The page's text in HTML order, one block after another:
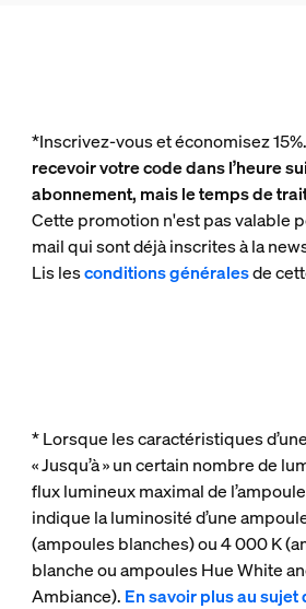
*Inscrivez-vous et économisez 15%.
recevoir votre code dans l’heure
abonnement, mais le temps de
Cette promotion n'est pas valable
mail qui sont déjà inscrites à la
Lis lesconditions généralesde
* Lorsque les caractéristiques
« Jusqu’à » un certain nombre de
flux lumineux maximal de
indique la luminosité d’une
(ampoules blanches) ou 4 000 K
blanche ou ampoules Hue White
Ambiance). En savoir plus au